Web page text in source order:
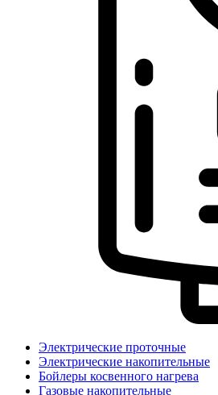
Электрические проточные
Электрические накопительные
Бойлеры косвенного нагрева
Газовые накопительные